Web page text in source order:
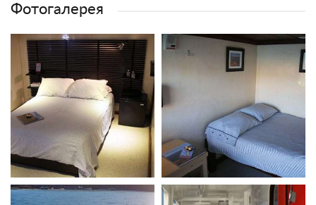
Фотогалерея